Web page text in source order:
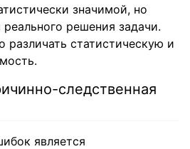
значимой, но
решения задачи.
статистическую и
следственная
является